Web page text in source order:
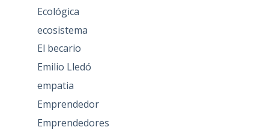
Ecológica
ecosistema
El becario
Emilio Lledó
empatia
Emprendedor
Emprendedores